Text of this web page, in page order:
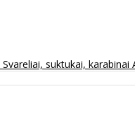
Svareliai, suktukai, karabinai